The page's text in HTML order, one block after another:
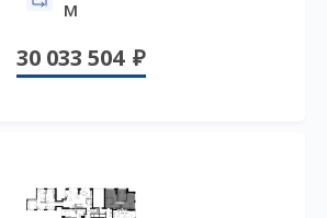
м
30 033 504